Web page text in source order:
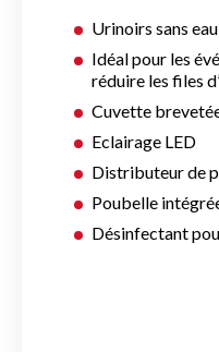
Urinoirs sans eau
Idéal pour les
réduire les files
Cuvette
Eclairage LED
Distributeur de
Poubelle
Désinfectant